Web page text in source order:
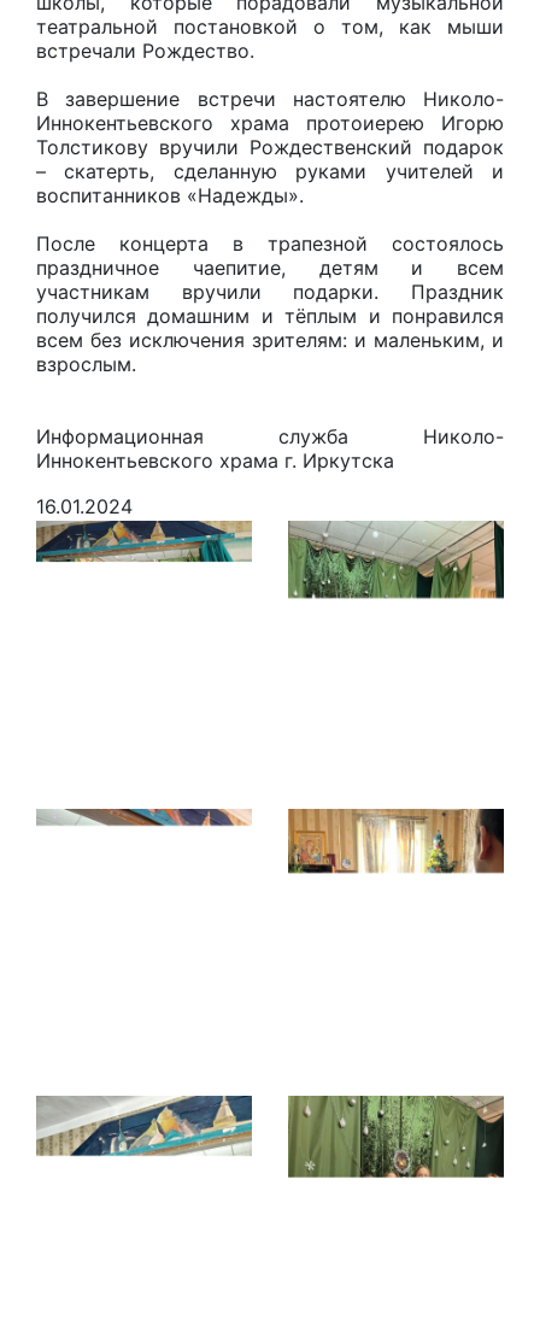
театральной постановкой о том, как мыши
встречали Рождество.
В завершение встречи настоятелю Николо-
Иннокентьевского храма протоиерею Игорю
Толстикову вручили Рождественский подарок
– скатерть, сделанную руками учителей и
воспитанников «Надежды».
После концерта в трапезной состоялось
праздничное чаепитие, детям и всем
участникам вручили подарки. Праздник
получился домашним и тёплым и понравился
всем без исключения зрителям: и маленьким, и
взрослым.
Информационная служба Николо-
Иннокентьевского храма г. Иркутска
16.01.2024